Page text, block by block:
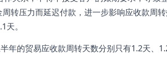
转压力而延迟付款，进一步影响应收款周
。
年的贸易应收款周转天数分别只有1.2天、